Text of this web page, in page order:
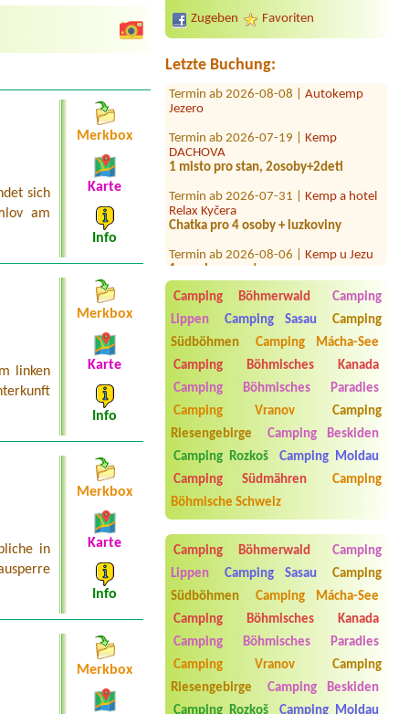
Zugeben Favoriten
Letzte Buchung:
Termin ab 2026-08-07 |Kemp U Fíka -
Nahořany
Jezero
DACHOVA
1 misto pro stan, 2osoby+2deti
Relax Kyčera
Chatka pro 4 osoby + luzkoviny
1 emplacement campervan avec
électricité proche entrée
Termin ab 2026-08-12 |Eurocamp
Běšiny
Termin ab 2026-07-30 |Molo Nová
Rabyně
1stan 2osoby 1pes a 2kola1misto u
vody + elektrická pripojka
Termin ab 2026-07-28 |
Autocamp
Hoch Bezdrev
2místa pro stany,2auta,
3dospělí+5dětí
Termin ab 2026-08-20 |
Country
2x4L2x4l
Camping Böhmerwald
Camping
Lippen
Camping Sasau
Camping
Südböhmen
Camping Mácha-See
Camping Böhmisches Kanada
Camping Böhmisches Paradies
Camping Vranov
Camping
Riesengebirge
Camping Beskiden
Camping Rozkoš
Camping Moldau
Camping Südmähren
Camping
Böhmische Schweiz
Camping Böhmerwald
Camping
Lippen
Camping Sasau
Camping
Südböhmen
Camping Mácha-See
Camping Böhmisches Kanada
Camping Böhmisches Paradies
Camping Vranov
Camping
Riesengebirge
Camping Beskiden
Camping Rozkoš
Camping Moldau
Aneta Melicharová
***
sich
am
Merkbox
Karte
Info
linken
Merkbox
Karte
Info
in
Merkbox
Karte
Info
Merkbox